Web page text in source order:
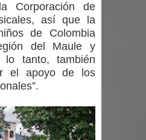
Corporación de
así que la
de Colombia
del Maule y
lo tanto, también
el apoyo de los